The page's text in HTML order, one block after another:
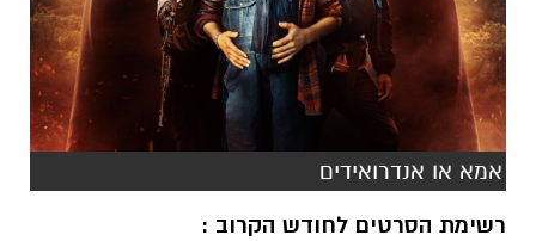
אמא או אנדרואידים
רשימת הסרטים לחודש הקרוב :